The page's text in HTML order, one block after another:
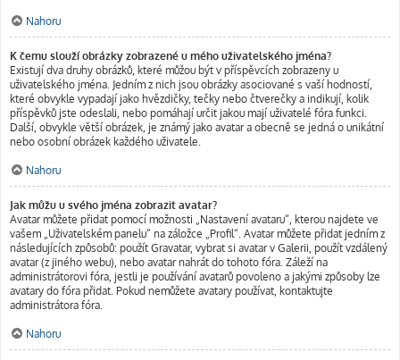
Nahoru
K čemu slouží obrázky zobrazené u mého uživatelského jména?
Existují dva druhy obrázků, které můžou být v příspěvcích zobrazeny u
uživatelského jména. Jedním z nich jsou obrázky asociované s vaší hodností,
které obvykle vypadají jako hvězdičky, tečky nebo čtverečky a indikují, kolik
příspěvků jste odeslali, nebo pomáhají určit jakou mají uživatelé fóra funkci.
Další, obvykle větší obrázek, je známý jako avatar a obecně se jedná o unikátní
nebo osobní obrázek každého uživatele.
Nahoru
Jak můžu u svého jména zobrazit avatar?
Avatar můžete přidat pomocí možnosti „Nastavení avataru“, kterou najdete ve
vašem „Uživatelském panelu“ na záložce „Profil“. Avatar můžete přidat jedním z
následujících způsobů: použít Gravatar, vybrat si avatar v Galerii, použít vzdálený
avatar (z jiného webu), nebo avatar nahrát do tohoto fóra. Záleží na
administrátorovi fóra, jestli je používání avatarů povoleno a jakými způsoby lze
avatary do fóra přidat. Pokud nemůžete avatary používat, kontaktujte
administrátora fóra.
Nahoru